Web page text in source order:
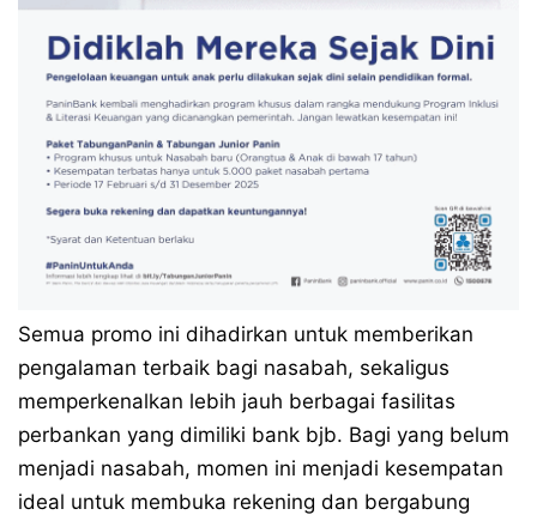
Semua promo ini dihadirkan untuk memberikan
pengalaman terbaik bagi nasabah, sekaligus
memperkenalkan lebih jauh berbagai fasilitas
perbankan yang dimiliki bank bjb. Bagi yang belum
menjadi nasabah, momen ini menjadi kesempatan
ideal untuk membuka rekening dan bergabung